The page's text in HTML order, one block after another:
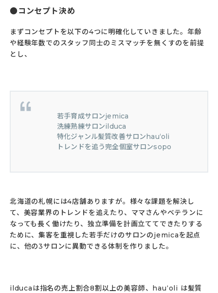
コンセプト決め
まずコンセプトを以下の4つに明確化していきました。年齢
や経験年数でのスタッフ同士のミスマッチを無くすのを前提
とし、
若手育成サロンjemica
洗練熟練サロンilduca
特化ジャンル髪質改善サロンhau‘oli
トレンドを追う完全個室サロンsopo
北海道の札幌には4店舗ありますが。様々な課題を解決し
て、美容業界のトレンドを追えたり、ママさんやベテランに
なっても長く働けたり、独立準備を計画立ててできたりする
ために、集客を重視した若手だけのサロンのjemicaを起点
に、他の3サロンに異動できる体制を作りました。
ilducaは指名の売上割合8割以上の美容師、hau‘oli は髪質